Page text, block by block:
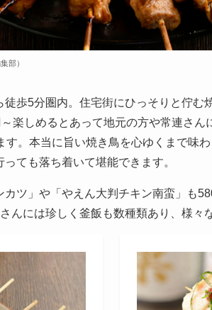
部）
歩5分圏内。住宅街にひっそりと佇む
楽しめるとあって地元の方や常連さん
。本当に旨い焼き鳥を心ゆくまで味
ても落ち着いて堪能できます。
ツ」や「やえん大判チキン南蛮」も
んには珍しく釜飯も数種類あり、様々